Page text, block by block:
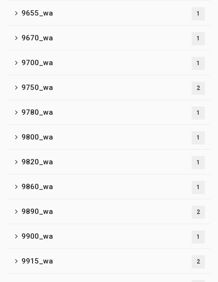
9655_wa 1
9670_wa 1
9700_wa 1
9750_wa 2
9780_wa 1
9800_wa 1
9820_wa 1
9860_wa 1
9890_wa 2
9900_wa 1
9915_wa 2